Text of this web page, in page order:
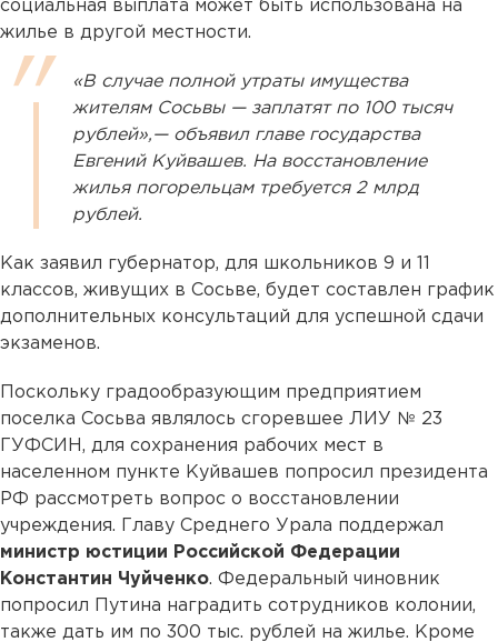
социальная выплата может быть использована на
жилье в другой местности.
«В случае полной утраты имущества
жителям Сосьвы — заплатят по 100 тысяч
рублей»,— объявил главе государства
Евгений Куйвашев. На восстановление
жилья погорельцам требуется 2 млрд
рублей.
Как заявил губернатор, для школьников 9 и 11
классов, живущих в Сосьве, будет составлен график
дополнительных консультаций для успешной сдачи
экзаменов.
Поскольку градообразующим предприятием
поселка Сосьва являлось сгоревшее ЛИУ № 23
ГУФСИН, для сохранения рабочих мест в
населенном пункте Куйвашев попросил президента
РФ рассмотреть вопрос о восстановлении
учреждения. Главу Среднего Урала поддержал
министр юстиции Российской Федерации
Константин Чуйченко. Федеральный чиновник
попросил Путина наградить сотрудников колонии,
также дать им по 300 тыс. рублей на жилье. Кроме